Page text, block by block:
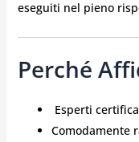
eseguiti nel pieno
Perché
Esperti
Comodamente